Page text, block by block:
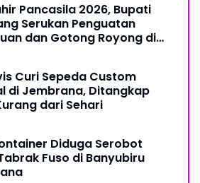
Pancasila 2026, Bupati
Serukan Penguatan
dan Gotong Royong di
Curi Sepeda Custom
di Jembrana, Ditangkap
dari Sehari
Diduga Serobot
Fuso di Banyubiru